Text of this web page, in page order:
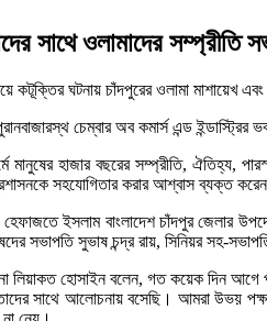
সাথে ওলামাদের সম্প্রীতি
কটূক্তির ঘটনায় চাঁদপুরের ওলামা মাশায়েখ
চেম্বার অব কমার্স এন্ড
মানুষের হাজার বছরের সম্প্রীতি,
প্রশাসনকে সহযোগিতার করার আশ্বাস ব্যক্ত
ইসলাম বাংলাদেশ চাঁদপুর জেলার
সভাপতি সুভাষ চন্দ্র রায়, সিনিয়র সহ-
লিয়াকত হোসাইন বলেন, গত কয়েক দিন
সাথে আলোচনায় বসেছি। আমরা উভয় পক্ষ